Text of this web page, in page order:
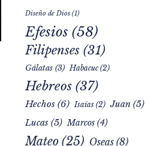
Diseño de Dios(1)
Efesios (58)
Filipenses(31)
Gálatas(3) Habacuc(2)
Hebreos(37)
Hechos(6) Isaías(2) Juan(5)
Lucas (5) Marcos(4)
Mateo(25) Oseas(8)